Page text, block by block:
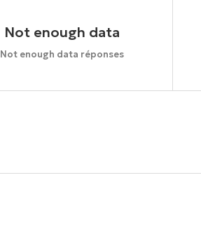
Not enough data
Not enough data réponses